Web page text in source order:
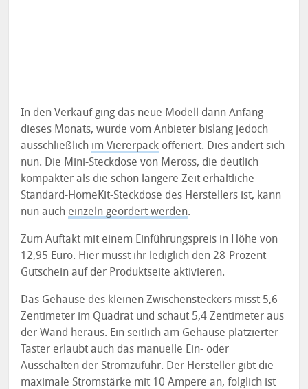
In den Verkauf ging das neue Modell dann Anfang
dieses Monats, wurde vom Anbieter bislang jedoch
ausschließlich im Viererpack offeriert. Dies ändert sich
nun. Die Mini-Steckdose von Meross, die deutlich
kompakter als die schon längere Zeit erhältliche
Standard-HomeKit-Steckdose des Herstellers ist, kann
nun auch einzeln geordert werden.
Zum Auftakt mit einem Einführungspreis in Höhe von
12,95 Euro. Hier müsst ihr lediglich den 28-Prozent-
Gutschein auf der Produktseite aktivieren.
Das Gehäuse des kleinen Zwischensteckers misst 5,6
Zentimeter im Quadrat und schaut 5,4 Zentimeter aus
der Wand heraus. Ein seitlich am Gehäuse platzierter
Taster erlaubt auch das manuelle Ein- oder
Ausschalten der Stromzufuhr. Der Hersteller gibt die
maximale Stromstärke mit 10 Ampere an, folglich ist